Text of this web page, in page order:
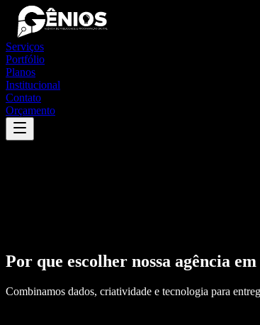
Serviços
Portfólio
Planos
Institucional
Contato
Orçamento
Por que escolher nossa agência em
Combinamos dados, criatividade e tecnologia para